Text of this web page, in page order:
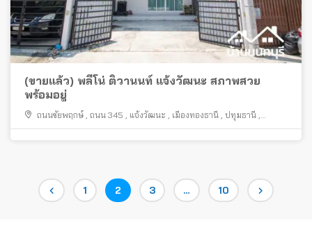
(ขายแล้ว) พลีโน่ ติวานนท์ แจ้งวัฒนะ สภาพสวย
พร้อมอยู่
ถนนชัยพฤกษ์ ถนน 345 แจ้งวัฒนะ เมืองทองธานี ปทุมธานี
ปากเกร็ด , ถนนศรีสมาน
Posts
Page
1 Page
2 Page
3 … Page
10